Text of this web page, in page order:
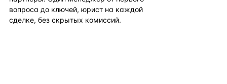
вопроса до ключей, юрист на каждой
сделке, без скрытых комиссий.